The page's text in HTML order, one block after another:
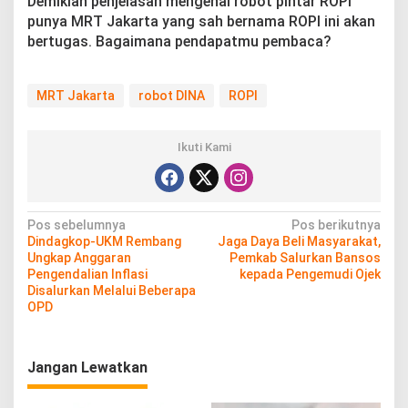
punya MRT Jakarta yang sah bernama ROPI ini akan
bertugas. Bagaimana pendapatmu pembaca?
MRT Jakarta robot DINA ROPI
Ikuti Kami
N
a
v
i
a
s
Pos sebelumnya
Dindagkop-UKM Rembang
Ungkap Anggaran
Pengendalian Inflasi
Disalurkan Melalui Beberapa
OPD
Pos berikutnya
Jaga Daya Beli Masyarakat,
Pemkab Salurkan Bansos
kepada Pengemudi Ojek
Jangan Lewatkan